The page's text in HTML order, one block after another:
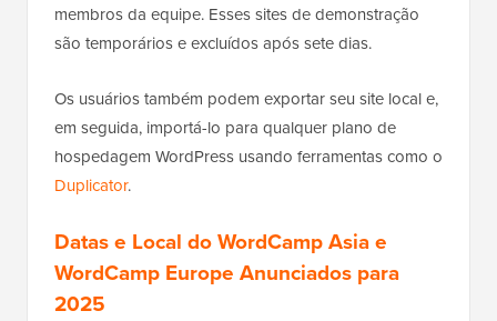
membros da equipe. Esses sites de demonstração
são temporários e excluídos após sete dias.
Os usuários também podem exportar seu site local e,
em seguida, importá-lo para qualquer plano de
hospedagem WordPress usando ferramentas como o
Duplicator.
Datas e Local do WordCamp Asia e
WordCamp Europe Anunciados para
2025